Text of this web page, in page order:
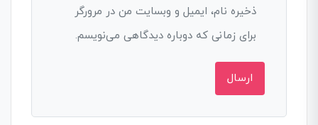
ذخیره نام، ایمیل و وبسایت من در مرورگر
برای زمانی که دوباره دیدگاهی می‌نویسم.